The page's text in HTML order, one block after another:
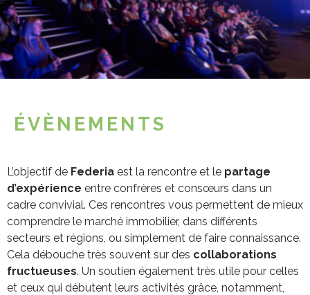
ÉVÈNEMENTS
L’objectif de Federia est la rencontre et le partage
d’expérience entre confrères et consœurs dans un
cadre convivial. Ces rencontres vous permettent de mieux
comprendre le marché immobilier, dans différents
secteurs et régions, ou simplement de faire connaissance.
Cela débouche très souvent sur des collaborations
fructueuses. Un soutien également très utile pour celles
et ceux qui débutent leurs activités grâce, notamment,